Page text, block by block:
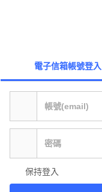
電子信箱帳號登入
保持登入